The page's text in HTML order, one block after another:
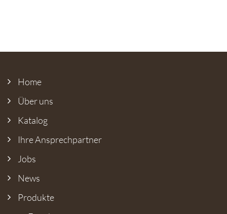
Home
Über uns
Katalog
Ihre Ansprech­partner
Jobs
News
Produkte